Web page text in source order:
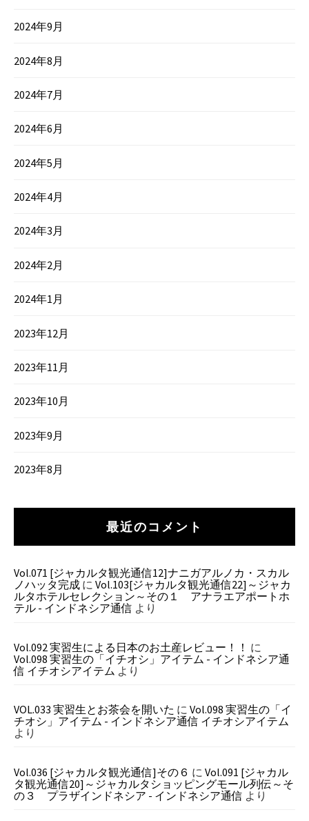
2024年9月
2024年8月
2024年7月
2024年6月
2024年5月
2024年4月
2024年3月
2024年2月
2024年1月
2023年12月
2023年11月
2023年10月
2023年9月
2023年8月
最近のコメント
Vol.071 [ジャカルタ観光通信12]ナニガアルノカ・スカル
ノハッタ完成 に Vol.103[ジャカルタ観光通信22]～ジャカ
ルタホテルセレクション～その１ アナラエアポートホ
テル - インドネシア通信 より
Vol.092 実習生による日本のお土産レビュー！！ に
Vol.098 実習生の「イチオシ」アイテム - インドネシア通
信 イチオシアイテム より
VOL.033 実習生とお茶会を開いた に Vol.098 実習生の「イ
チオシ」アイテム - インドネシア通信 イチオシアイテム
より
Vol.036 [ジャカルタ観光通信]その６ に Vol.091 [ジャカル
タ観光通信20]～ジャカルタショッピングモール列伝～そ
の３ プラザインドネシア - インドネシア通信 より